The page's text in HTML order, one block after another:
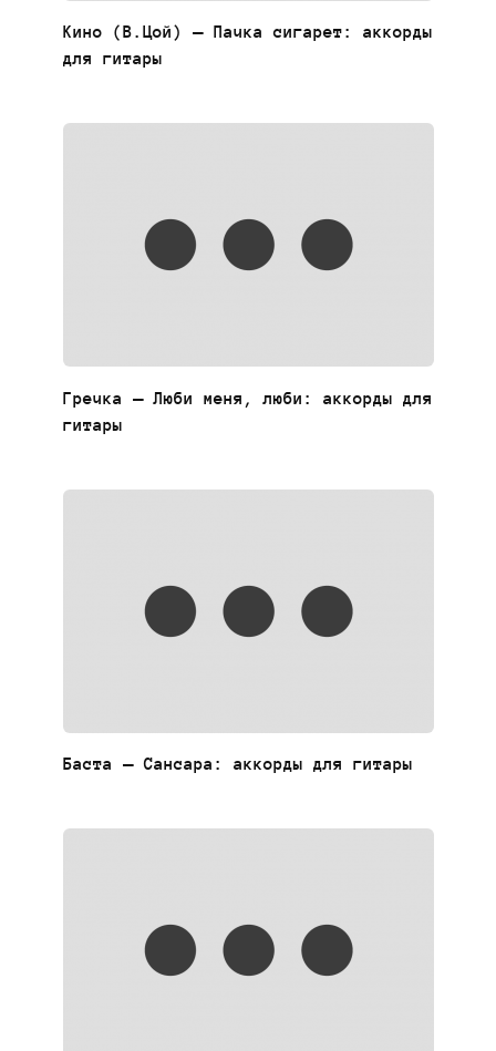
Кино (В.Цой) — Пачка сигарет: аккорды
для гитары
Гречка — Люби меня, люби: аккорды для
гитары
Баста — Сансара: аккорды для гитары